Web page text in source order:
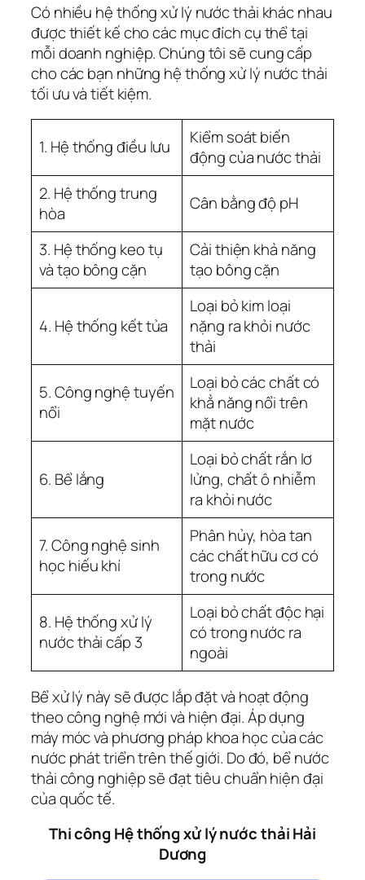
Có nhiều hệ thống xử lý nước thải khác nhau
được thiết kế cho các mục đích cụ thể tại
mỗi doanh nghiệp. Chúng tôi sẽ cung cấp
cho các bạn những hệ thống xử lý nước thải
tối ưu và tiết kiệm.
1. Hệ thống điều lưu
Kiểm soát biến
động của nước thải
2. Hệ thống trung
hòa
Cân bằng độ pH
3. Hệ thống keo tụ
và tạo bông cặn
Cải thiện khả năng
tạo bông cặn
4. Hệ thống kết tủa
Loại bỏ kim loại
nặng ra khỏi nước
thải
5. Công nghệ tuyến
nổi
Loại bỏ các chất có
khẳ năng nổi trên
mặt nước
6. Bể lắng
Loại bỏ chất rắn lơ
lửng, chất ô nhiễm
ra khỏi nước
7. Công nghệ sinh
học hiếu khí
Phân hủy, hòa tan
các chất hữu cơ có
trong nước
8. Hệ thống xử lý
nước thải cấp 3
Loại bỏ chất độc hại
có trong nước ra
ngoài
Bể xử lý này sẽ được lắp đặt và hoạt động
theo công nghệ mới và hiện đại. Áp dụng
máy móc và phương pháp khoa học của các
nước phát triển trên thế giới. Do đó, bể nước
thải công nghiệp sẽ đạt tiêu chuẩn hiện đại
của quốc tế.
Thi công Hệ thống xử lý nước thải Hải
Dương